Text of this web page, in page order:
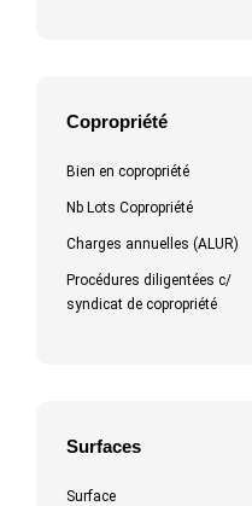
Copropriété
Bien en copropriété
Nb Lots Copropriété
Charges annuelles (ALUR)
Procédures diligentées c/
syndicat de copropriété
Surfaces
Surface